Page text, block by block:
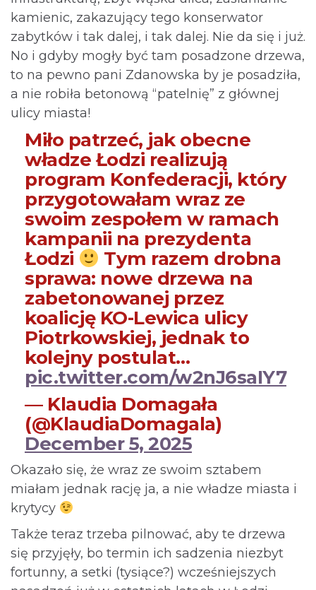
kamienic, zakazujący tego konserwator
zabytków i tak dalej, i tak dalej. Nie da się i już.
No i gdyby mogły być tam posadzone drzewa,
to na pewno pani Zdanowska by je posadziła,
a nie robiła betonową “patelnię” z głównej
ulicy miasta!
Miło patrzeć, jak obecne
władze Łodzi realizują
program Konfederacji, który
przygotowałam wraz ze
swoim zespołem w ramach
kampanii na prezydenta
Łodzi
Tym razem drobna
sprawa: nowe drzewa na
zabetonowanej przez
koalicję KO-Lewica ulicy
Piotrkowskiej, jednak to
kolejny postulat…
pic.twitter.com/w2nJ6saIY7
— Klaudia Domagała
(@KlaudiaDomagala)
December 5, 2025
Okazało się, że wraz ze swoim sztabem
miałam jednak rację ja, a nie władze miasta i
krytycy
Także teraz trzeba pilnować, aby te drzewa
się przyjęły, bo termin ich sadzenia niezbyt
fortunny, a setki (tysiące?) wcześniejszych